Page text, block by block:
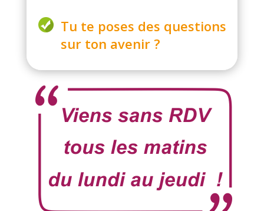
Tu te poses des questions
sur ton avenir ?